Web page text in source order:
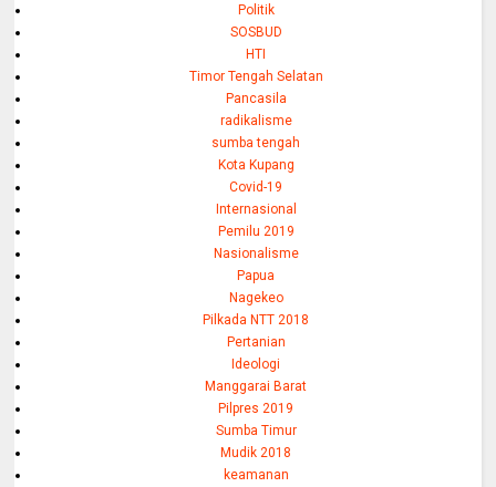
Politik
SOSBUD
HTI
Timor Tengah Selatan
Pancasila
radikalisme
sumba tengah
Kota Kupang
Covid-19
Internasional
Pemilu 2019
Nasionalisme
Papua
Nagekeo
Pilkada NTT 2018
Pertanian
Ideologi
Manggarai Barat
Pilpres 2019
Sumba Timur
Mudik 2018
keamanan